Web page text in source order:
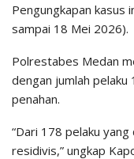
Pengungkapan kasus
sampai 18 Mei 2026).
Polrestabes Medan
dengan jumlah pelaku
penahan.
“Dari 178 pelaku
residivis,” ungkap